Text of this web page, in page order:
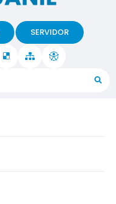
SERVIDOR